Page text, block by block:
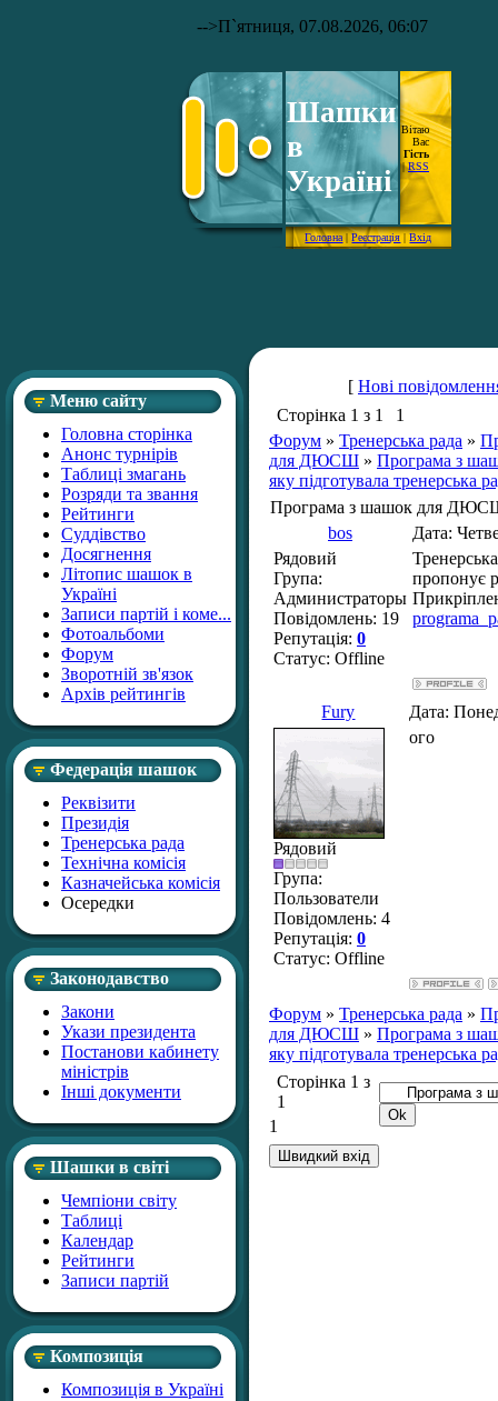
-->П`ятниця, 07.08.2026, 06:07
Шашки
в
Україні
Вітаю
Вас
Гість
|RSS
Головна|Реєстрація|Вхід
Меню сайту
Головна сторінка
Анонс турнірів
Таблиці змагань
Розряди та звання
Рейтинги
Суддівство
Досягнення
Літопис шашок в
Україні
Записи партій і коме...
Фотоальбоми
Форум
Зворотній зв'язок
Архів рейтингів
Федерація шашок
Реквізити
Президія
Тренерська рада
Технічна комісія
Казначейська комісія
Осередки
Законодавство
Закони
Укази президента
Постанови кабинету
міністрів
Інші документи
Шашки в світі
Чемпіони світу
Таблиці
Календар
Рейтинги
Записи партій
Композиція
Композиція в Україні
[ Нові
Сторінка 1 з 1
1
Форум » Тренерська рада »
для ДЮСШ » Програма з
яку підготувала тренерська
Програма з шашок для ДЮСШ,
bos
Дата:
Рядовий
Група:
Администраторы
Повідомлень: 19
Репутація: 0
Статус: Offline
пропонує
Fury Дата:
Рядовий
Група:
Пользователи
Повідомлень: 4
Репутація: 0
Статус: Offline
ого
Форум » Тренерська рада »
для ДЮСШ » Програма з
яку підготувала тренерська
Сторінка 1 з
1
1